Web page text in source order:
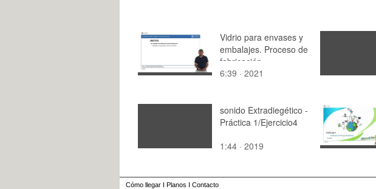
Vidrio para envases y
embalajes. Proceso de
fabricación.
6:39 · 2021
sonido Extradiegético -
Práctica 1/Ejercicio4
1:44 · 2019
Cómo llegar I Planos I Contacto